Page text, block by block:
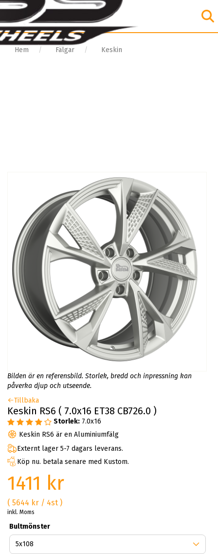
Hem Fälgar Keskin
Bilden är en referensbild. Storlek, bredd och inpressning kan
påverka djup och utseende.
Tillbaka
Keskin RS6 ( 7.0x16 ET38 CB726.0 )
Storlek: 7.0x16
Keskin RS6 är en Aluminiumfälg
Externt lager 5-7 dagars leverans.
Köp nu. betala senare med Kustom.
1411 kr
( 5644 kr / 4st )
inkl. Moms
Bultmönster